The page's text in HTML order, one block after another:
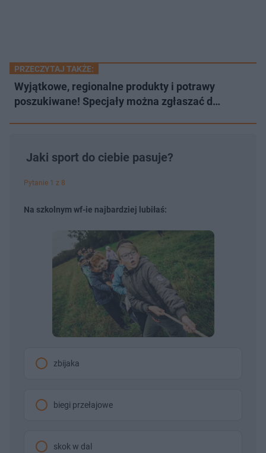
PRZECZYTAJ TAKŻE:
Wyjątkowe, regionalne produkty i potrawy
poszukiwane! Specjały można zgłaszać d…
Jaki sport do ciebie pasuje?
Pytanie 1 z 8
Na szkolnym wf-ie najbardziej lubiłaś:
zbijaka
biegi przełajowe
skok w dal